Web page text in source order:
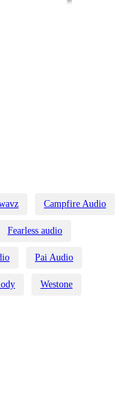
Campfire Audio
Fearless audio
Pai Audio
Westone